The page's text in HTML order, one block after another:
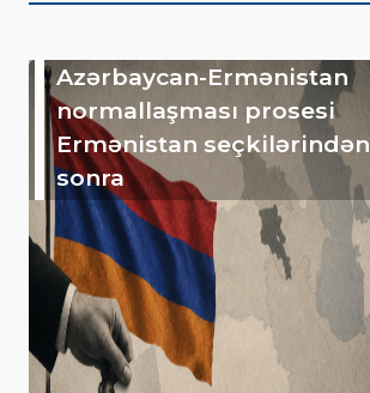
Azərbaycan-Ermənistan
normallaşması prosesi
Ermənistan seçkilərindən
sonra